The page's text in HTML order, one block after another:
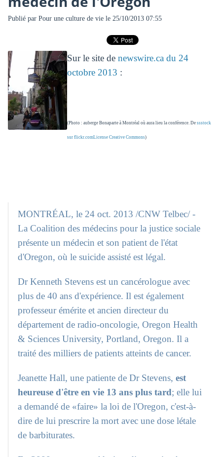
Publié par Pour une culture de viele 25/10/2013 07:55
Sur le site de newswire.ca du 24
octobre 2013 :
(Photo : auberge Bonaparte à Montréal où aura lieu la conférence. De ssstock
sur flickr.comLicense Creative Commons)
MONTRÉAL, le 24 oct. 2013 /CNW Telbec/ -
La Coalition des médecins pour la justice sociale
présente un médecin et son patient de l'état
d'Oregon, où le suicide assisté est légal.
Dr Kenneth Stevens est un cancérologue avec
plus de 40 ans d'expérience. Il est également
professeur émérite et ancien directeur du
département de radio-oncologie, Oregon Health
& Sciences University, Portland, Oregon. Il a
traité des milliers de patients atteints de cancer.
Jeanette Hall, une patiente de Dr Stevens,est
heureuse d'être en vie 13 ans plus tard; elle lui
a demandé de «faire» la loi de l'Oregon, c'est-à-
dire de lui prescrire la mort avec une dose létale
de barbiturates.